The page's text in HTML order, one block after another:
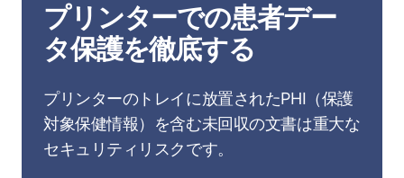
プリンターでの患者デー
タ保護を徹底する
プリンターのトレイに放置されたPHI（保護
対象保健情報）を含む未回収の文書は重大な
セキュリティリスクです。